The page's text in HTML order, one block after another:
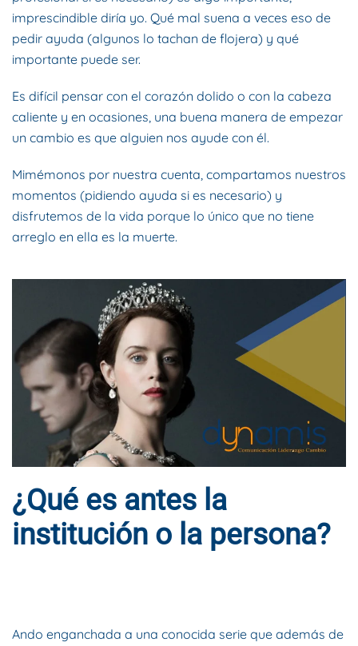
imprescindible diría yo. Qué mal suena a veces eso de
pedir ayuda (algunos lo tachan de flojera) y qué
importante puede ser.
Es difícil pensar con el corazón dolido o con la cabeza
caliente y en ocasiones, una buena manera de empezar
un cambio es que alguien nos ayude con él.
Mimémonos por nuestra cuenta, compartamos nuestros
momentos (pidiendo ayuda si es necesario) y
disfrutemos de la vida porque lo único que no tiene
arreglo en ella es la muerte.
¿Qué es antes la
institución o la persona?
Ando enganchada a una conocida serie que además de